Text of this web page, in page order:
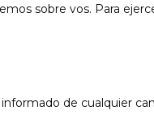
sobre vos. Para
de cualquier